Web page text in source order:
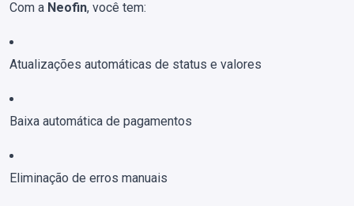
Com a Neofin, você tem:
Atualizações automáticas de status e valores
Baixa automática de pagamentos
Eliminação de erros manuais